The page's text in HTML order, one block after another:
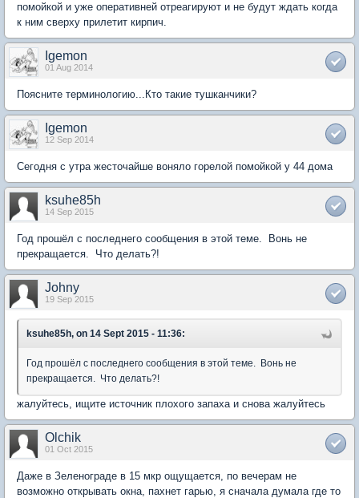
помойкой и уже оперативней отреагируют и не будут ждать когда
к ним сверху прилетит кирпич.
Igemon
01 Aug 2014
Поясните терминологию...Кто такие тушканчики?
Igemon
12 Sep 2014
Сегодня с утра жесточайше воняло горелой помойкой у 44 дома
ksuhe85h
14 Sep 2015
Год прошёл с последнего сообщения в этой теме. Вонь не
прекращается. Что делать?!
Johny
19 Sep 2015
ksuhe85h, on 14 Sept 2015 - 11:36:
Год прошёл с последнего сообщения в этой теме. Вонь не
прекращается. Что делать?!
жалуйтесь, ищите источник плохого запаха и снова жалуйтесь
Olchik
01 Oct 2015
Даже в Зеленограде в 15 мкр ощущается, по вечерам не
возможно открывать окна, пахнет гарью, я сначала думала где то